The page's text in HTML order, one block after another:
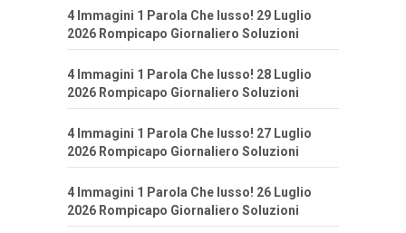
4 Immagini 1 Parola Che lusso! 29 Luglio
2026 Rompicapo Giornaliero Soluzioni
4 Immagini 1 Parola Che lusso! 28 Luglio
2026 Rompicapo Giornaliero Soluzioni
4 Immagini 1 Parola Che lusso! 27 Luglio
2026 Rompicapo Giornaliero Soluzioni
4 Immagini 1 Parola Che lusso! 26 Luglio
2026 Rompicapo Giornaliero Soluzioni